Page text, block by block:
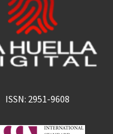
ISSN: 2951-9608